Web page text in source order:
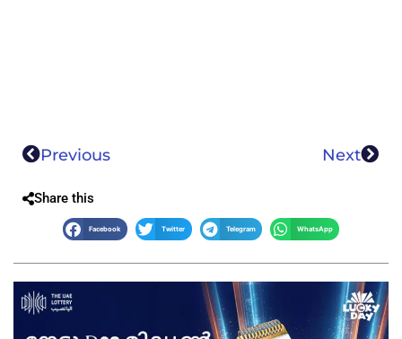
Previous Next
Share this
Facebook Twitter Telegram WhatsApp